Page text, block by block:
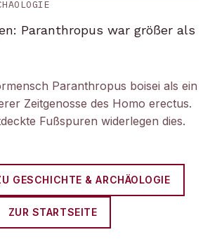
Paranthropus war größer als
Paranthropus boisei als ein
Zeitgenosse des Homo erectus.
Fußspuren widerlegen dies.
GESCHICHTE & ARCHÄOLOGIE
ZUR STARTSEITE